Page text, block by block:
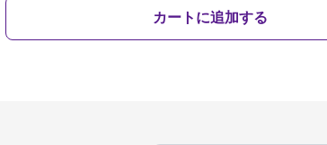
カートに追加する